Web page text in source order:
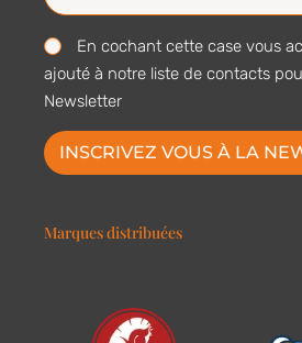
En cochant cette case vous
ajouté à notre liste de contacts
Newsletter
INSCRIVEZ VOUS À LA
Marques distribuées